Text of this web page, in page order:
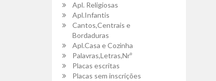
Apl. Religiosas
Apl.Infantis
Cantos,Centrais e
Bordaduras
Apl.Casa e Cozinha
Palavras,Letras,Nrº
Placas escritas
Placas sem inscrições